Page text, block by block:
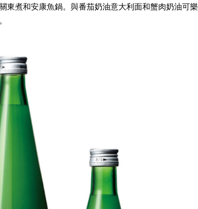
東煮和安康魚鍋。與番茄奶油意大利面和蟹肉奶油可樂